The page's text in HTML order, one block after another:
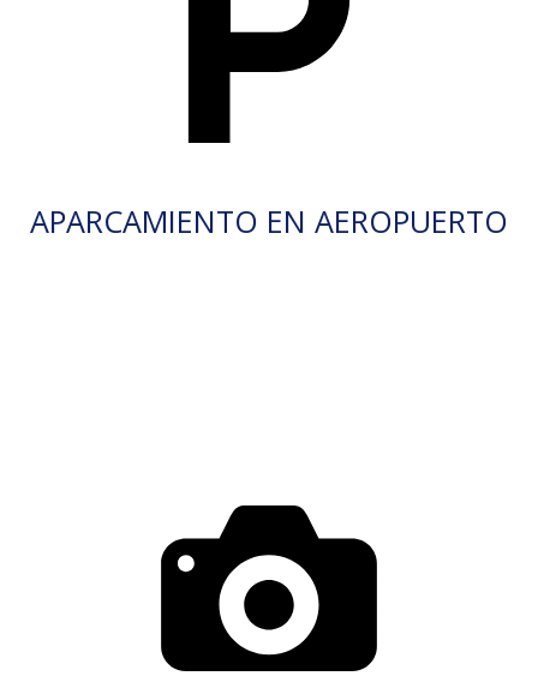
APARCAMIENTO EN AEROPUERTO